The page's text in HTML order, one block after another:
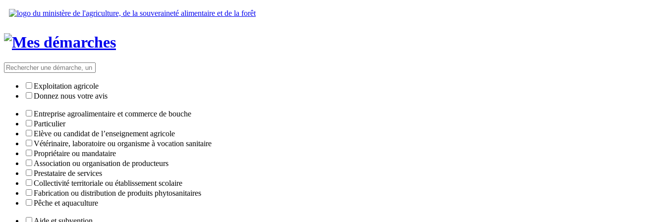
Exploitation agricole
Donnez nous votre avis
Entreprise agroalimentaire et commerce de bouche
Particulier
Elève ou candidat de l’enseignement agricole
Vétérinaire, laboratoire ou organisme à vocation sanitaire
Propriétaire ou mandataire
Association ou organisation de producteurs
Prestataire de services
Collectivité territoriale ou établissement scolaire
Fabrication ou distribution de produits phytosanitaires
Pêche et aquaculture